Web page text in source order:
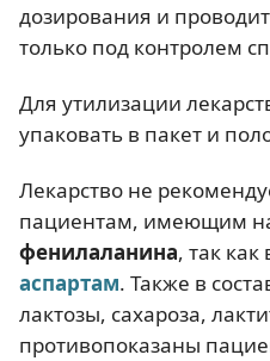
дозирования и
только под контролем
Для утилизации
упаковать в пакет и
Лекарство не
пациентам, имеющим
фенилаланина, так как
аспартам. Также в
лактозы, сахароза,
противопоказаны